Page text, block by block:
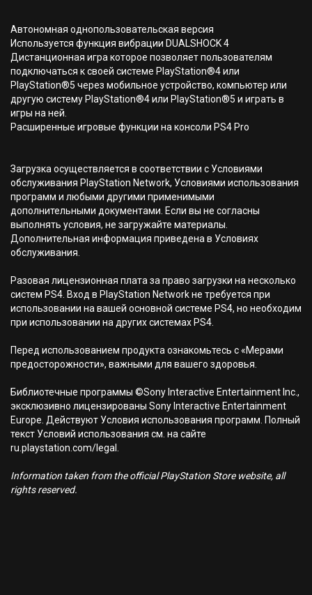
Автономная однопользовательская версия
Используется функция вибрации DUALSHOCK 4
Дистанционная игра которое позволяет пользователям
подключаться к своей системе PlayStation®4 или
PlayStation®5 через мобильное устройство, компьютер или
другую систему PlayStation®4 или PlayStation®5 и играть в
игры на ней.
Расширенные игровые функции на консоли PS4 Pro
Загрузка осуществляется в соответствии с Условиями
обслуживания PlayStation Network, Условиями использования
программ и любыми другими применимыми
дополнительными документами. Если вы не согласны
выполнять условия, не загружайте материалы.
Дополнительная информация приведена в Условиях
обслуживания.
Разовая лицензионная плата за право загрузки на несколько
систем PS4. Вход в PlayStation Network не требуется при
использовании на вашей основной системе PS4, но необходим
при использовании на других системах PS4.
Перед использованием продукта ознакомьтесь с «Мерами
предосторожности», важными для вашего здоровья.
Библиотечные программы ©Sony Interactive Entertainment Inc.,
эксклюзивно лицензированы Sony Interactive Entertainment
Europe. Действуют Условия использования программ. Полный
текст Условий использования см. на сайте
ru.playstation.com/legal.
Information taken from the official PlayStation Store website, all
rights reserved.